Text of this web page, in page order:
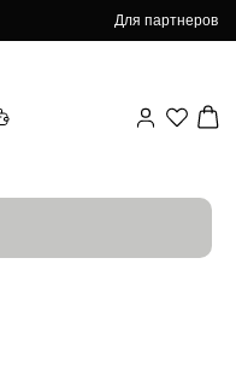
Для партнеров